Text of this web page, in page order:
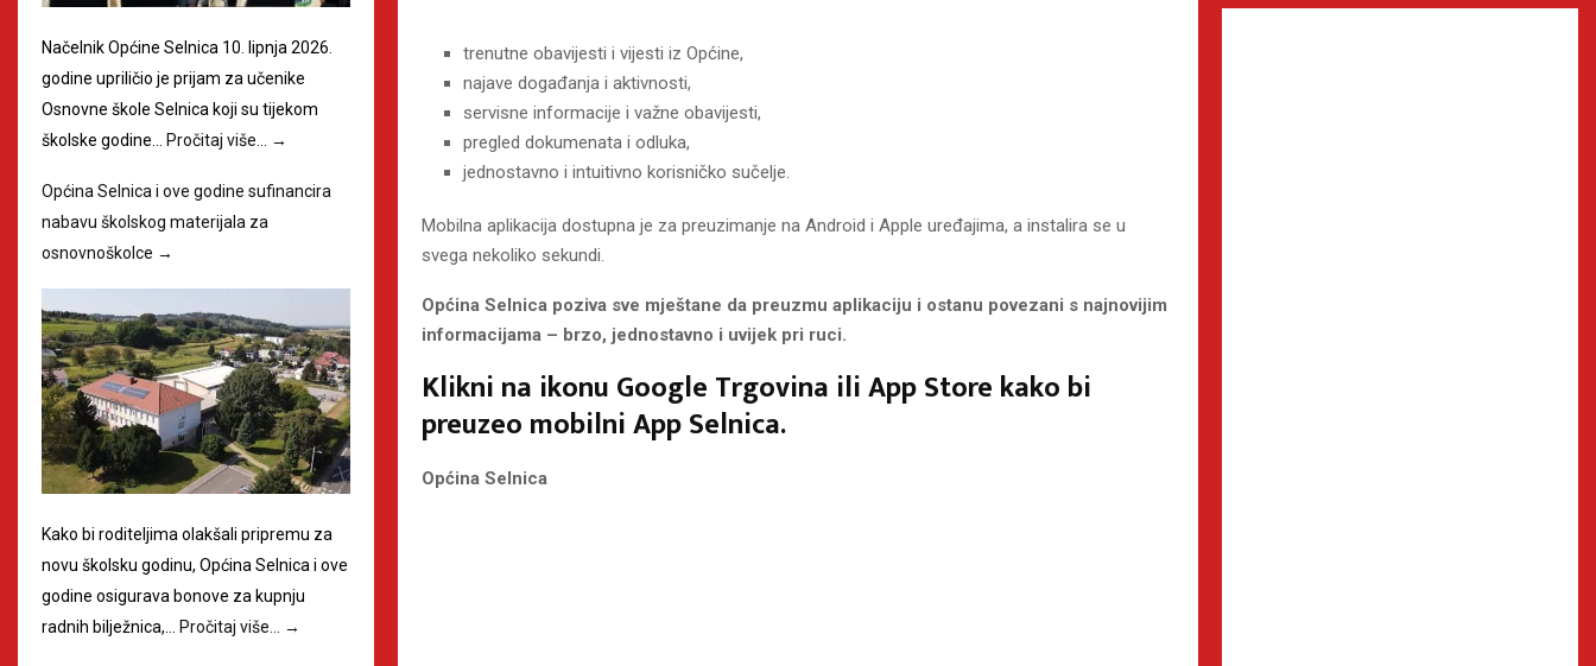
trenutne obavijesti i vijesti iz Općine,
najave događanja i aktivnosti,
servisne informacije i važne obavijesti,
pregled dokumenata i odluka,
jednostavno i intuitivno korisničko sučelje.
Mobilna aplikacija dostupna je za preuzimanje na Android i Apple uređajima, a instalira se u
svega nekoliko sekundi.
Općina Selnica poziva sve mještane da preuzmu aplikaciju i ostanu povezani s najnovijim
informacijama – brzo, jednostavno i uvijek pri ruci.
Klikni na ikonu Google Trgovina ili App Store kako bi
preuzeo mobilni App Selnica.
Općina Selnica
Načelnik Općine Selnica 10. lipnja 2026.
godine upriličio je prijam za učenike
Osnovne škole Selnica koji su tijekom
školske godine…
Pročitaj više… →
Općina Selnica i ove godine sufinancira
nabavu školskog materijala za
osnovnoškolce →
Kako bi roditeljima olakšali pripremu za
novu školsku godinu, Općina Selnica i ove
godine osigurava bonove za kupnju
radnih bilježnica,…
Pročitaj više… →